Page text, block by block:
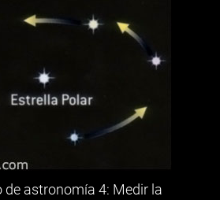
de astronomía 4: Medir la